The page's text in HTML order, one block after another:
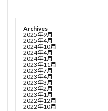
Archives
2025年9月
2025年4月
2024年10月
2024年4月
2024年1月
2023年11月
2023年7月
2023年4月
2023年3月
2023年2月
2023年1月
2022年12月
2022年10月